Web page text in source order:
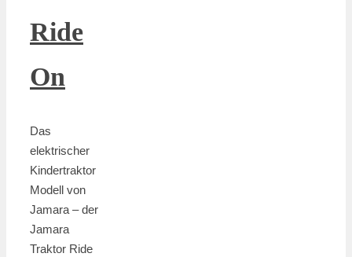
Ride
On
Das
elektrischer
Kindertraktor
Modell von
Jamara – der
Jamara
Traktor Ride